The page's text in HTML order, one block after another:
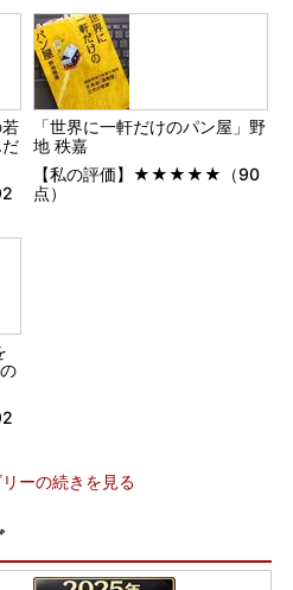
「世界に一軒だけのパン屋」野
地 秩嘉
【私の評価】★★★★★（90
点）
ーの続きを見る